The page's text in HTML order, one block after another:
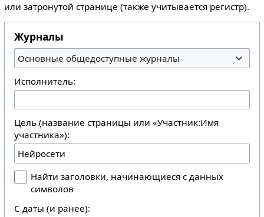
или затронутой странице (также учитывается регистр).
Журналы
Основные общедоступные журналы
Исполнитель:
Цель (название страницы или «Участник:Имя
участника»):
Найти заголовки, начинающиеся с данных
символов
С даты (и ранее):